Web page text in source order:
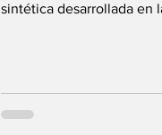
sintética desarrollada en